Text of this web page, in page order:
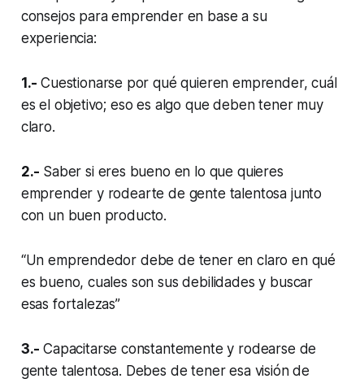
consejos para emprender en base a su
experiencia:
1.-Cuestionarse por qué quieren emprender, cuál
es el objetivo; eso es algo que deben tener muy
claro.
2.- Saber si eres bueno en lo que quieres
emprender y rodearte de gente talentosa junto
con un buen producto.
“Un emprendedor debe de tener en claro en qué
es bueno, cuales son sus debilidades y buscar
esas fortalezas”
3.-Capacitarse constantemente y rodearse de
gente talentosa. Debes de tener esa visión de